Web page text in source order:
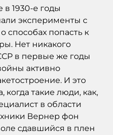
в 1930-е годы
эксперименты с
способах попасть к
Нет никакого
в первые же годы
активно
И это
такие люди, как,
в области
Вернер фон
сдавшийся в плен